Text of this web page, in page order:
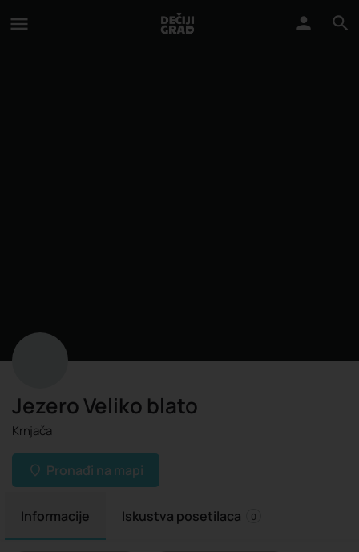
Jezero Veliko blato
Krnjača
Pronađi na mapi
Informacije Iskustva posetilaca 0